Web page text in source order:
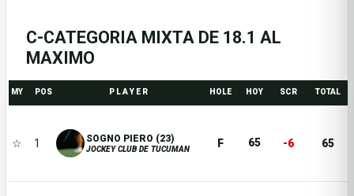
C-CATEGORIA MIXTA DE 18.1 AL
MAXIMO
MY POS P L A Y E R HOLE HOY SCR TOTAL
☆ 1 SOGNO PIERO (23)
JOCKEY CLUB DE TUCUMAN F 65 -6 65